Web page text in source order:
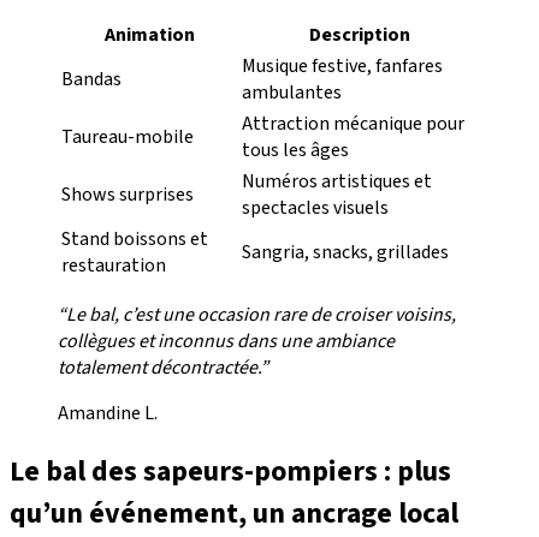
Animation
Description
Bandas
Musique festive, fanfares
ambulantes
Taureau-mobile
Attraction mécanique pour
tous les âges
Shows surprises
Numéros artistiques et
spectacles visuels
Stand boissons et
restauration
Sangria, snacks, grillades
“Le bal, c’est une occasion rare de croiser voisins,
collègues et inconnus dans une ambiance
totalement décontractée.”
Amandine L.
Le bal des sapeurs-pompiers : plus
qu’un événement, un ancrage local